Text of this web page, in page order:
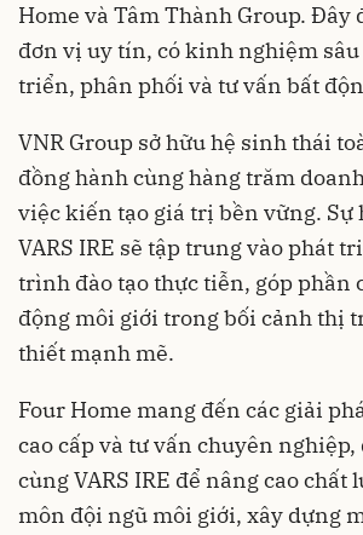
Home và Tâm Thành Group. Đây
đơn vị uy tín, có kinh nghiệm
triển, phân phối và tư vấn bất
VNR Group sở hữu hệ sinh thái
đồng hành cùng hàng trăm
việc kiến tạo giá trị bền vững. Sự
VARS IRE sẽ tập trung vào phát
trình đào tạo thực tiễn, góp phần
động môi giới trong bối cảnh thị
thiết mạnh mẽ.
Four Home mang đến các giải
cao cấp và tư vấn chuyên
cùng VARS IRE để nâng cao chất
môn đội ngũ môi giới, xây dựng